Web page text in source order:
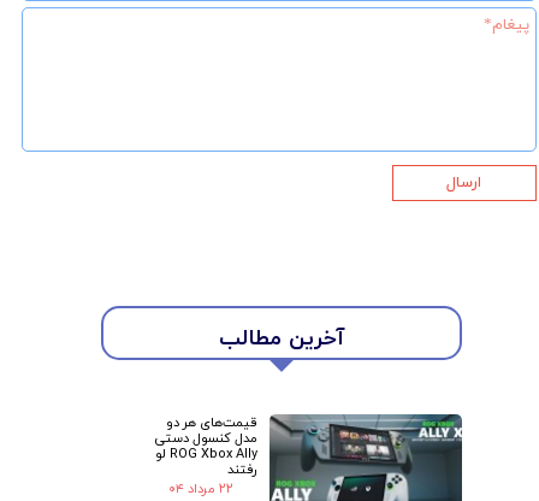
★
آخرین مطالب
قیمت‌های هر دو
مدل کنسول دستی
ROG Xbox Ally لو
رفتند
۲۲ مرداد ۰۴
ارسال